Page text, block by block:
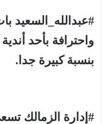
#عبدالله_السعيد
واحترافة بأحد
بنسبة كبيرة جدا.
#إدارة الزمالك